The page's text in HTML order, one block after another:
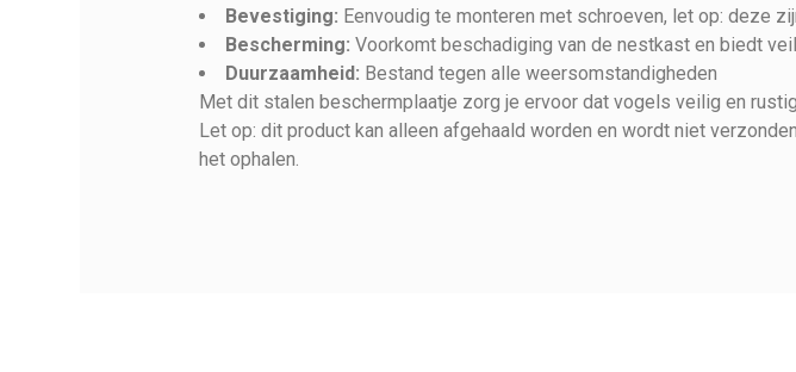
Bevestiging: Eenvoudig te monteren met schroeven, let op: deze
Bescherming: Voorkomt beschadiging van de nestkast en biedt
Duurzaamheid: Bestand tegen alle weersomstandigheden
Met dit stalen beschermplaatje zorg je ervoor dat vogels veilig en
Let op: dit product kan alleen afgehaald worden en wordt niet
het ophalen.